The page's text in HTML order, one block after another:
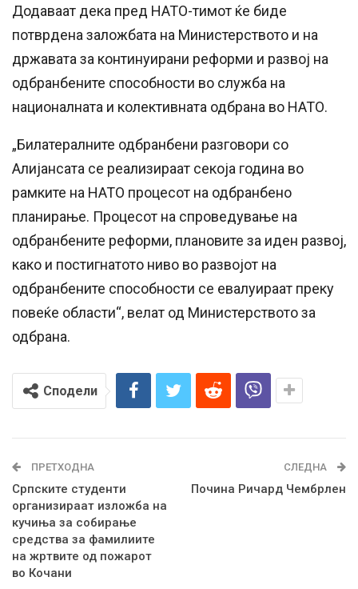
Додаваат дека пред НАТО-тимот ќе биде
потврдена заложбата на Министерството и на
државата за континуирани реформи и развој на
одбранбените способности во служба на
националната и колективната одбрана во НАТО.
„Билатералните одбранбени разговори со
Алијансата се реализираат секоја година во
рамките на НАТО процесот на одбранбено
планирање. Процесот на спроведување на
одбранбените реформи, плановите за иден развој,
како и постигнатото ниво во развојот на
одбранбените способности се евалуираат преку
повеќе области“, велат од Министерството за
одбрана.
Сподели
ПРЕТХОДНА
Српските студенти
организираат изложба на
кучиња за собирање
средства за фамилиите
на жртвите од пожарот
во Кочани
СЛЕДНА
Почина Ричард Чембрлен